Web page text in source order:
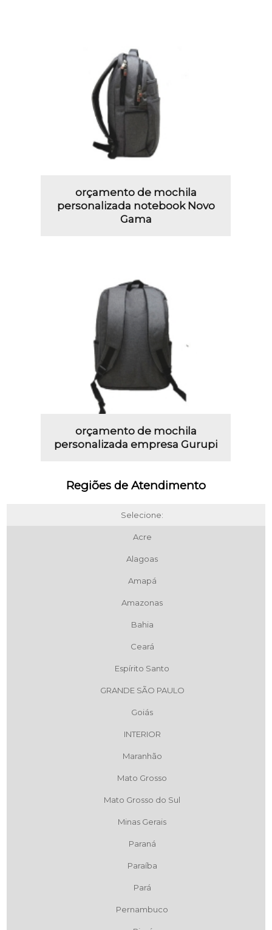
orçamento de mochila
personalizada notebook Novo
Gama
orçamento de mochila
personalizada empresa Gurupi
Regiões de Atendimento
Selecione:
Acre
Alagoas
Amapá
Amazonas
Bahia
Ceará
Espírito Santo
GRANDE SÃO PAULO
Goiás
INTERIOR
Maranhão
Mato Grosso
Mato Grosso do Sul
Minas Gerais
Paraná
Paraíba
Pará
Pernambuco